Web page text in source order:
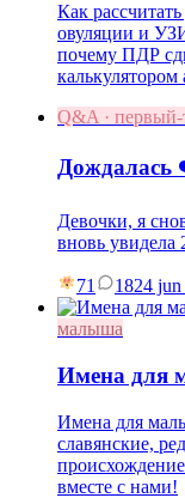
Как
овуляции и
почему ПДР
калькулятором
Q&A · первый-
Дождалась
Девочки, я
вновь увидела
71 1824 jun
малыша
Имена для
Имена для
славянские,
вместе с нами!